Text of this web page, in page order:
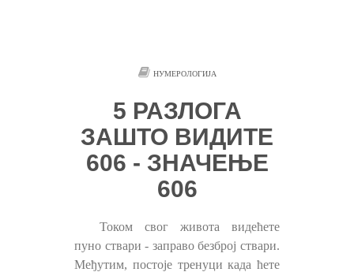
НУМЕРОЛОГИЈА
5 РАЗЛОГА
ЗАШТО ВИДИТЕ
606 - ЗНАЧЕЊЕ
606
Током свог живота видећете
пуно ствари - заправо безброј ствари.
Међутим, постоје тренуци када ћете